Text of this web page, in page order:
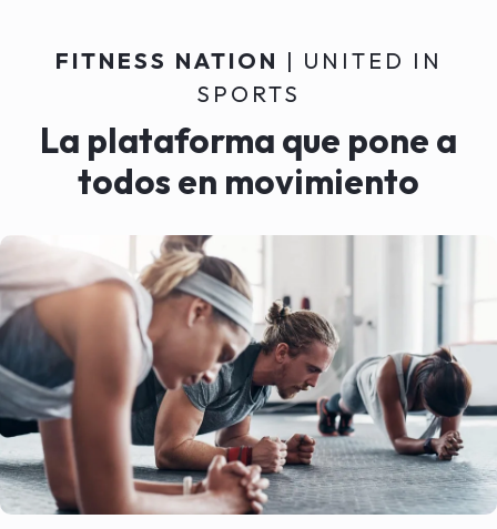
FITNESS NATION | UNITED IN
SPORTS
La plataforma que pone a
todos en movimiento